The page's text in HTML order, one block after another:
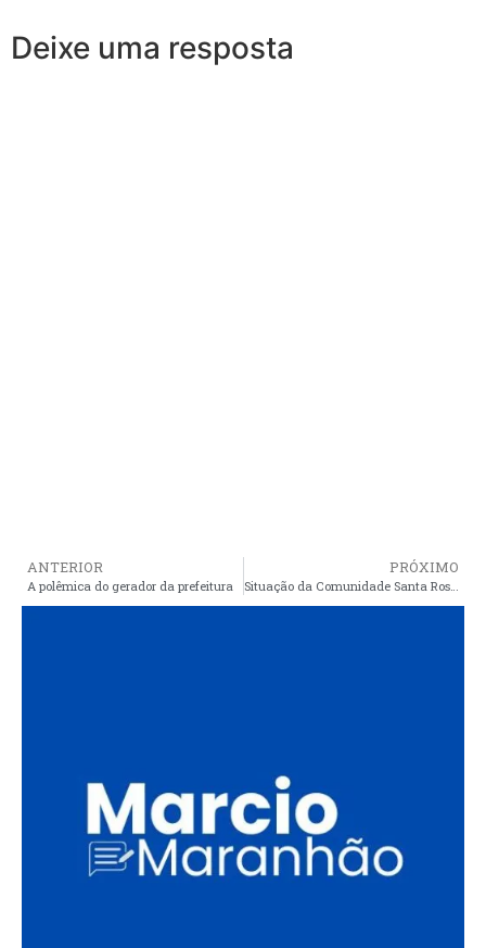
Deixe uma resposta
ANTERIOR
A polêmica do gerador da prefeitura
PRÓXIMO
Situação da Comunidade Santa Rosa de Araioses é destaque da Anistia Internacional e SMDH